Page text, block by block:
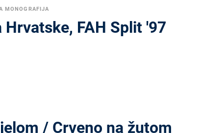
MONOGRAFIJA
FAH Split '97
/ Crveno na žutom